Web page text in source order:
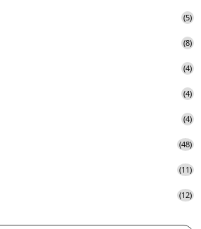
(5)
(8)
(4)
(4)
(4)
(48)
(11)
(12)